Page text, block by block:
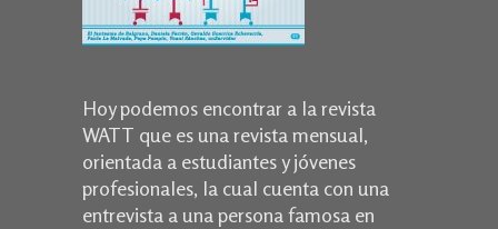
Hoy podemos encontrar a la revista
WATT que es una revista mensual,
orientada a estudiantes y jóvenes
profesionales, la cual cuenta con una
entrevista a una persona famosa en